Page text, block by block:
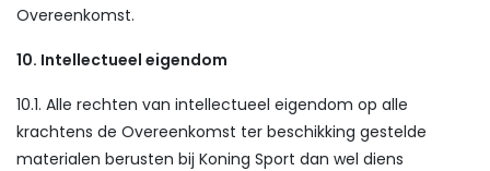
Overeenkomst.
10. Intellectueel eigendom
10.1. Alle rechten van intellectueel eigendom op alle
krachtens de Overeenkomst ter beschikking gestelde
materialen berusten bij Koning Sport dan wel diens